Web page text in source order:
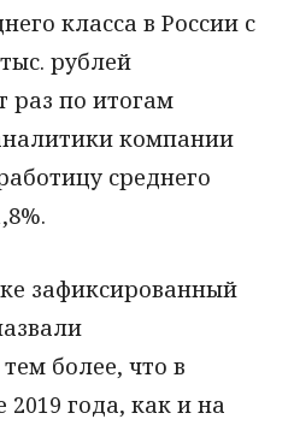
класса в России с
рублей
раз по итогам
компании
среднего
зафиксированный
более, что в
2019 года, как и на